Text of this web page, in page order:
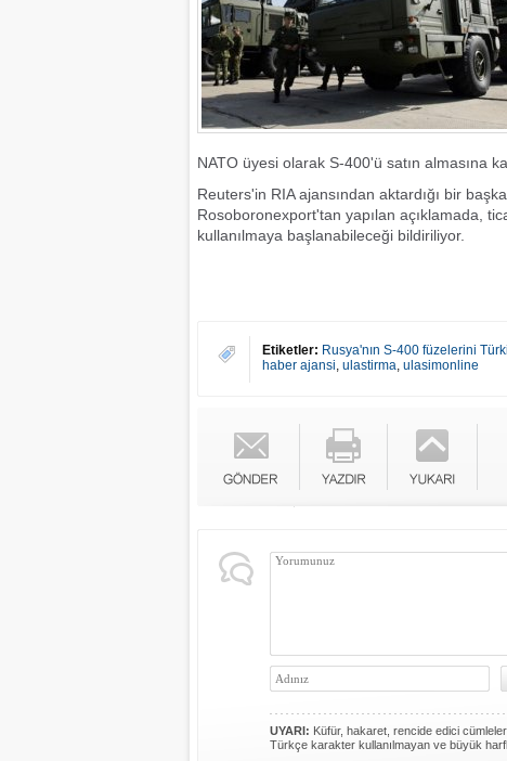
NATO üyesi olarak S-400'ü satın almasına
Reuters'in RIA ajansından aktardığı bir
Rosoboronexport'tan yapılan açıklamada,
kullanılmaya başlanabileceği bildiriliyor.
Etiketler: Rusya'nın S-400 füzelerini
haber ajansi, ulastirma, ulasimonline
UYARI: Küfür, hakaret, rencide edici cümleler
Türkçe karakter kullanılmayan ve büyük